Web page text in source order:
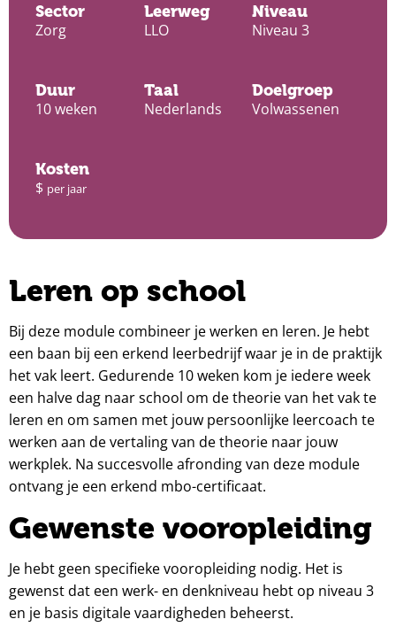
Sector
Zorg
Leerweg
LLO
Niveau
Niveau 3
Duur
10 weken
Taal
Nederlands
Doelgroep
Volwassenen
Kosten
$ per jaar
Leren op school
Bij deze module combineer je werken en leren. Je hebt
een baan bij een erkend leerbedrijf waar je in de praktijk
het vak leert. Gedurende 10 weken kom je iedere week
een halve dag naar school om de theorie van het vak te
leren en om samen met jouw persoonlijke leercoach te
werken aan de vertaling van de theorie naar jouw
werkplek. Na succesvolle afronding van deze module
ontvang je een erkend mbo-certificaat.
Gewenste vooropleiding
Je hebt geen specifieke vooropleiding nodig. Het is
gewenst dat een werk- en denkniveau hebt op niveau 3
en je basis digitale vaardigheden beheerst.